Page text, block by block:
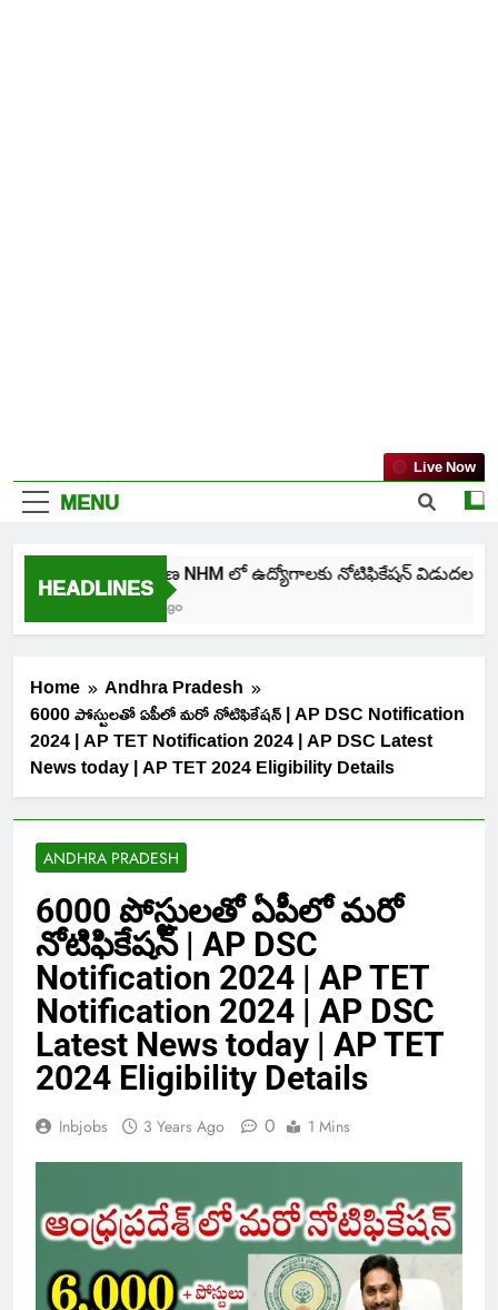
MENU
Live Now
HEADLINESతెలంగాణ NHM లో ఉద్యోగాలకు నోటిఫికేషన్ విడుదల
Home
Andhra Pradesh
6000 పోస్టులతో ఏపీలో మరో నోటిఫికేషన్ | AP DSC Notification
2024 | AP TET Notification 2024 | AP DSC Latest
News today | AP TET 2024 Eligibility Details
ANDHRA PRADESH
6000 పోస్టులతో ఏపీలో మరో
నోటిఫికేషన్ | AP DSC
Notification 2024 | AP TET
Notification 2024 | AP DSC
Latest News today | AP TET
2024 Eligibility Details
Inbjobs 3 Years Ago 0 1 Mins